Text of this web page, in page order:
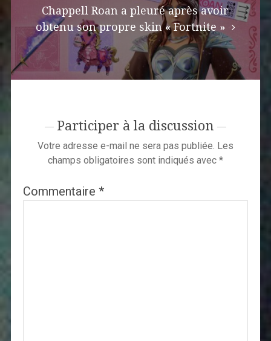
Chappell Roan a pleuré après avoir
obtenu son propre skin « Fortnite »
Participer à la discussion
Votre adresse e-mail ne sera pas publiée. Les
champs obligatoires sont indiqués avec *
Commentaire *